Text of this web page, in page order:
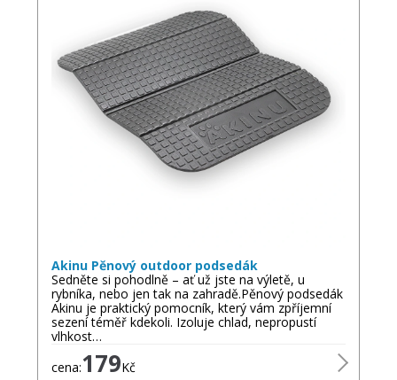
Akinu Pěnový outdoor podsedák
Sedněte si pohodlně – ať už jste na výletě, u
rybníka, nebo jen tak na zahradě.Pěnový podsedák
Akinu je praktický pomocník, který vám zpříjemní
sezení téměř kdekoli. Izoluje chlad, nepropustí
vlhkost…
cena:179Kč